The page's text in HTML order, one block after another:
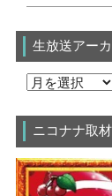
生放送アー
ニコナナ取